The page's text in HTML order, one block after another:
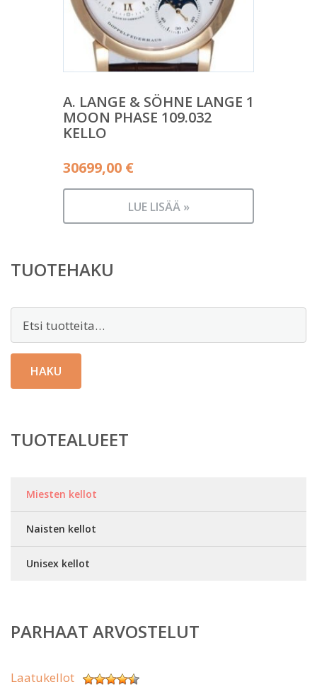
A. LANGE & SÖHNE LANGE 1
MOON PHASE 109.032
KELLO
30699,00 €
LUE LISÄÄ »
TUOTEHAKU
HAKU
TUOTEALUEET
Miesten kellot
Naisten kellot
Unisex kellot
PARHAAT ARVOSTELUT
Laatukellot